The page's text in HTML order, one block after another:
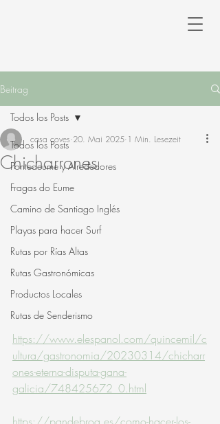
Beitrag
Todos los Posts
Pontedeume y Alrededores
Fragas do Eume
Camino de Santiago Inglés
Playas para hacer Surf
Rutas por Rías Altas
Rutas Gastronómicas
Productos Locales
Rutas de Senderismo
Todos los Posts
Chicharrones
casa coves 20. Mai 2025 1 Min. Lesezeit
https://www.elespanol.com/quincemil/c
ultura/gastronomia/20230314/chicharr
ones-eterna-disputa-gana-
galicia/748425672_0.html